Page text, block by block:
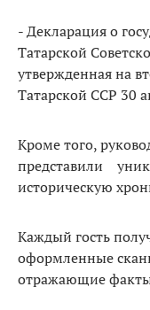
- Декларация о
Татарской
утвержденная на
Татарской ССР 30
Кроме того,
представили
историческую
Каждый гость
оформленные
отражающие факты